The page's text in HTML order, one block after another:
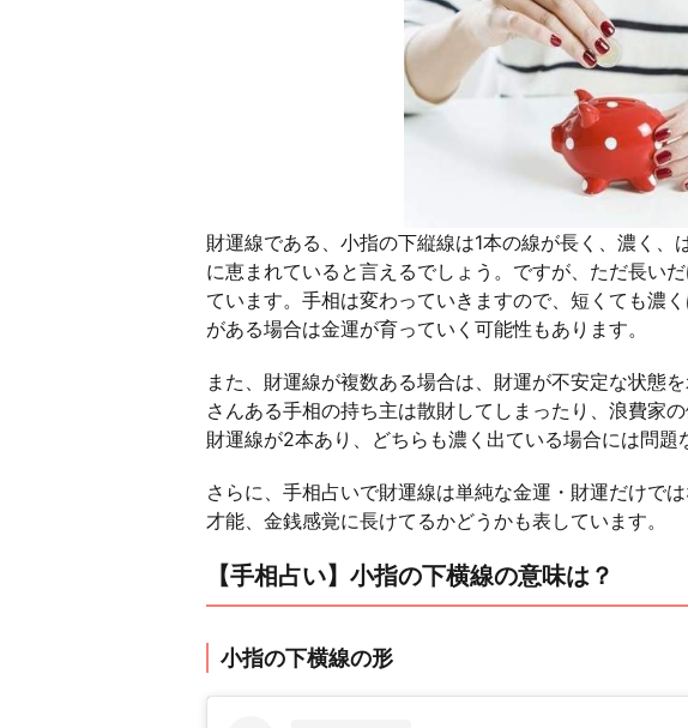
財運線である、小指の下縦線は1本の線が長く、濃く、
に恵まれていると言えるでしょう。ですが、ただ長い
ています。手相は変わっていきますので、短くても濃
がある場合は金運が育っていく可能性もあります。
また、財運線が複数ある場合は、財運が不安定な状態
さんある手相の持ち主は散財してしまったり、浪費家
財運線が2本あり、どちらも濃く出ている場合には問題
さらに、手相占いで財運線は単純な金運・財運だけで
才能、金銭感覚に長けてるかどうかも表しています。
【手相占い】小指の下横線の意味は？
小指の下横線の形